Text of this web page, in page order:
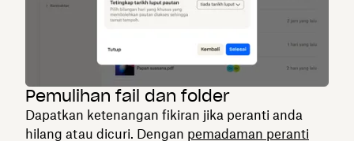
Pemulihan fail dan folder
Dapatkan ketenangan fikiran jika peranti anda
hilang atau dicuri. Dengan pemadaman peranti